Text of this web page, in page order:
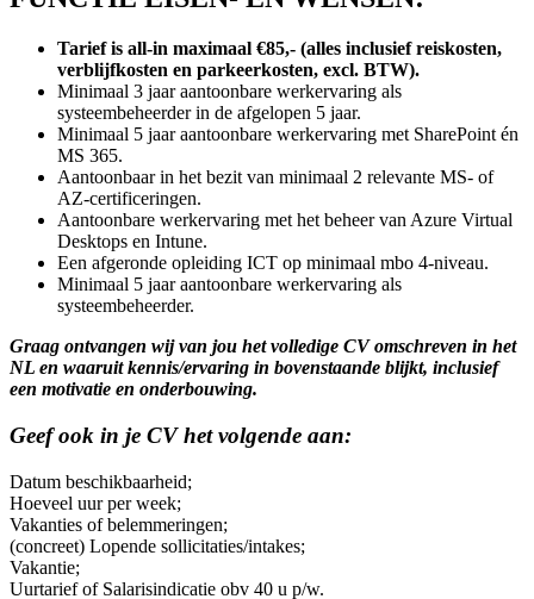
Tarief is all-in maximaal €85,- (alles inclusief reiskosten,
verblijfkosten en parkeerkosten, excl. BTW).
Minimaal 3 jaar aantoonbare werkervaring als
systeembeheerder in de afgelopen 5 jaar.
Minimaal 5 jaar aantoonbare werkervaring met SharePoint én
MS 365.
Aantoonbaar in het bezit van minimaal 2 relevante MS- of
AZ-certificeringen.
Aantoonbare werkervaring met het beheer van Azure Virtual
Desktops en Intune.
Een afgeronde opleiding ICT op minimaal mbo 4-niveau.
Minimaal 5 jaar aantoonbare werkervaring als
systeembeheerder.
Graag ontvangen wij van jou het volledige CV omschreven in het
NL en waaruit kennis/ervaring in bovenstaande blijkt, inclusief
een motivatie en onderbouwing.
Geef ook in je CV het volgende aan:
Datum beschikbaarheid;
Hoeveel uur per week;
Vakanties of belemmeringen;
(concreet) Lopende sollicitaties/intakes;
Vakantie;
Uurtarief of Salarisindicatie obv 40 u p/w.